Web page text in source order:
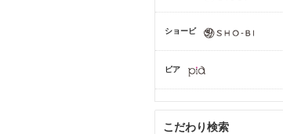
ショービ
ピア
こだわり検索